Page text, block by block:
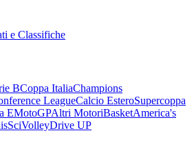
e Classifiche
BCoppa ItaliaChampions
LeagueCalcio EsteroSupercoppa
EMotoGPAltri MotoriBasketAmerica's
SciVolleyDrive UP